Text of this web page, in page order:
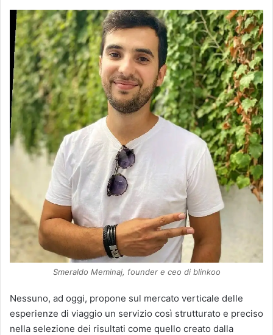
Smeraldo Meminaj, founder e ceo di blinkoo
Nessuno, ad oggi, propone sul mercato verticale delle
esperienze di viaggio un servizio così strutturato e preciso
nella selezione dei risultati come quello creato dalla